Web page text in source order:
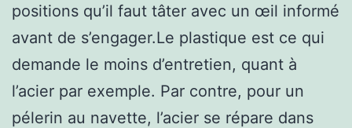
positions qu’il faut tâter avec un œil informé
avant de s’engager.Le plastique est ce qui
demande le moins d’entretien, quant à
l’acier par exemple. Par contre, pour un
pélerin au navette, l’acier se répare dans